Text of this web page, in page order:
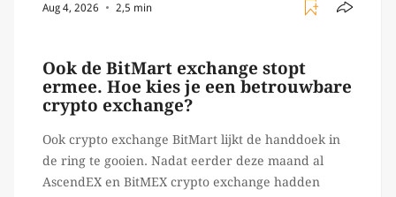
Ledger of Trezor bijvoorbeeld. Echter, op 29 juli
Aug 4, 2026 2,5 min
Ook de BitMart exchange stopt
ermee. Hoe kies je een betrouwbare
crypto exchange?
Ook crypto exchange BitMart lijkt de handdoek in
de ring te gooien. Nadat eerder deze maand al
AscendEX en BitMEX crypto exchange hadden